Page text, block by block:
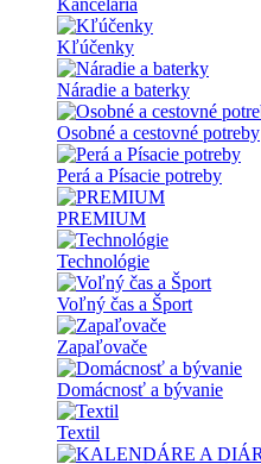
Kancelária
Kľúčenky
Náradie a baterky
Osobné a cestovné potreby
Perá a Písacie potreby
PREMIUM
Technológie
Voľný čas a Šport
Zapaľovače
Domácnosť a bývanie
Textil